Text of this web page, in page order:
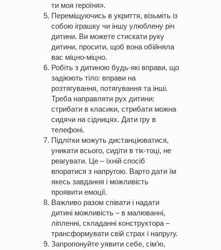
ти моя героїня».
Переміщуючись в укриття, візьміть із
собою іграшку чи іншу улюблену річ
дитини. Ви можете стискати руку
дитини, просити, щоб вона обійняла
вас міцно-міцно.
Робіть з дитиною будь-які вправи, що
задіюють тіло: вправи на
розтягування, потягування та інші.
Треба направляти рух дитини:
стрибати в класики, стрибати можна
сидячи на сідницях. Дати гру в
телефоні.
Підлітки можуть дистанціюватися,
уникати всього, сидіти в тік-тоці, не
реагувати. Це – їхній спосіб
впоратися з напругою. Варто дати їм
якесь завдання і можливість
проявити емоції.
Важливо разом співати і надати
дитині можливість – в малюванні,
ліпленні, складанні конструктора –
трансформувати свій страх і напругу.
Запропонуйте уявити себе, сім’ю,